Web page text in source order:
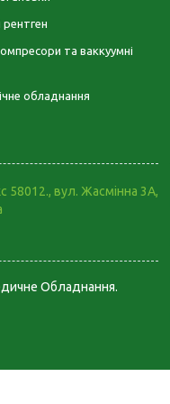
та ваккуумні
обладнання
58012., вул. Жасмінна 3А,
Обладнання.